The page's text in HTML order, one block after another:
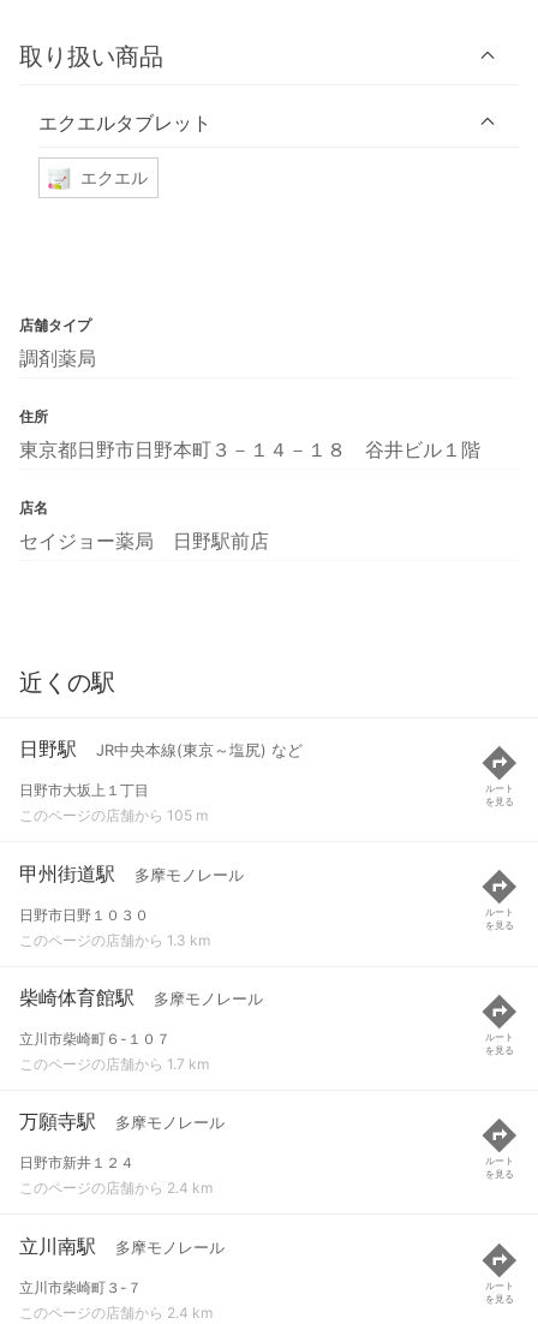
取り扱い商品
エクエルタブレット
エクエル
店舗タイプ
調剤薬局
住所
東京都日野市日野本町３－１４－１８ 谷井ビル１階
店名
セイジョー薬局 日野駅前店
近くの駅
日野駅 JR中央本線(東京～塩尻) など
日野市大坂上１丁目
このページの店舗から 105 m
ルート
を見る
甲州街道駅 多摩モノレール
日野市日野１０３０
このページの店舗から 1.3 km
ルート
を見る
柴崎体育館駅 多摩モノレール
立川市柴崎町６-１０７
このページの店舗から 1.7 km
ルート
を見る
万願寺駅 多摩モノレール
日野市新井１２４
このページの店舗から 2.4 km
ルート
を見る
立川南駅 多摩モノレール
立川市柴崎町３-７
このページの店舗から 2.4 km
ルート
を見る